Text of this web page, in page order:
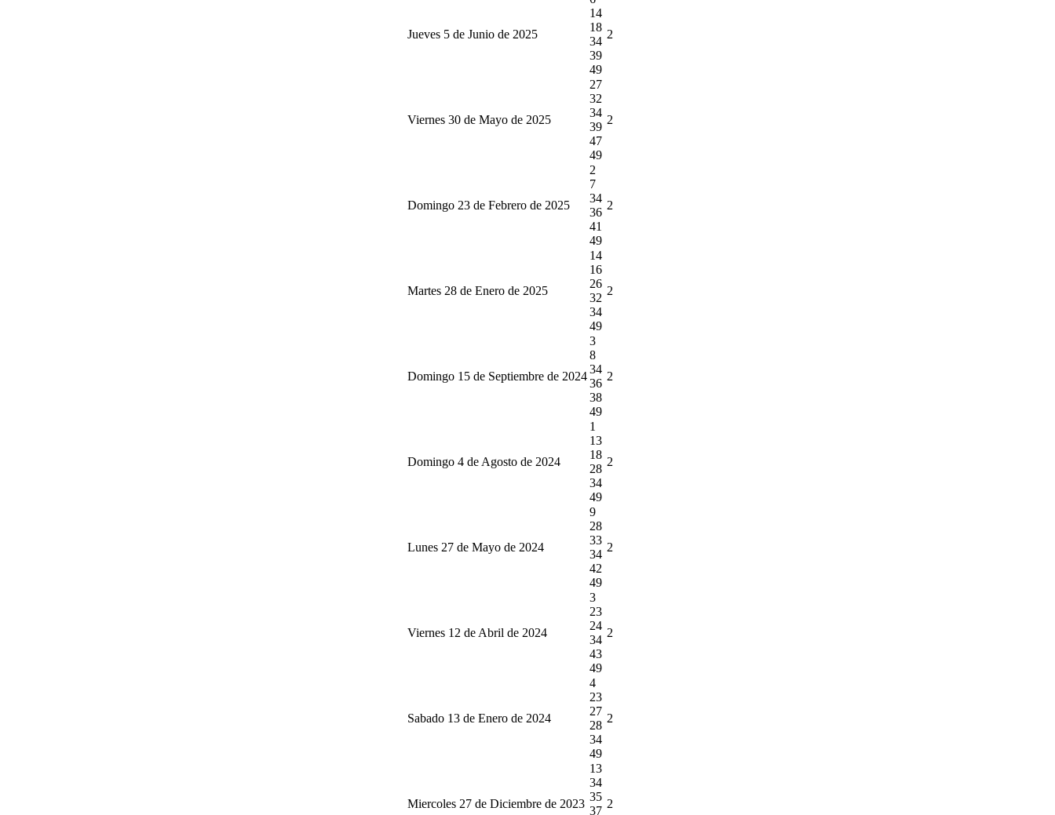
Jueves 5 de Junio de 2025
14
18
34
39
49
2
Viernes 30 de Mayo de 2025
27
32
34
39
47
49
2
Domingo 23 de Febrero de 2025
2
7
34
36
41
49
2
Martes 28 de Enero de 2025
14
16
26
32
34
49
2
Domingo 15 de Septiembre de 2024
3
8
34
36
38
49
2
Domingo 4 de Agosto de 2024
1
13
18
28
34
49
2
Lunes 27 de Mayo de 2024
9
28
33
34
42
49
2
Viernes 12 de Abril de 2024
3
23
24
34
43
49
2
Sabado 13 de Enero de 2024
4
23
27
28
34
49
2
Miercoles 27 de Diciembre de 2023
13
34
35
37
2